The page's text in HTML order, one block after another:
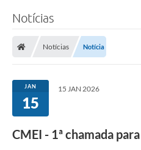
Notícias
Notícias Notícia
JAN
15
15 JAN 2026
CMEI - 1ª chamada